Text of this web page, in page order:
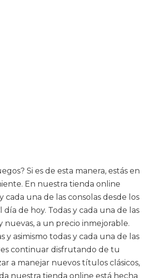
Si es de esta manera, estás en
En nuestra tienda online
cada una de las consolas desde los
día de hoy. Todas y cada una de las
nuevas, a un precio inmejorable.
y asimismo todas y cada una de las
continuar disfrutando de tu
a manejar nuevos títulos clásicos,
nuestra tienda online está hecha